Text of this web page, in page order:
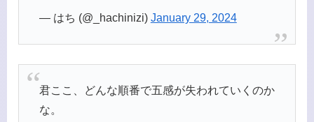
— はち (@_hachinizi) January 29, 2024
君ここ、どんな順番で五感が失われていくのか
な。